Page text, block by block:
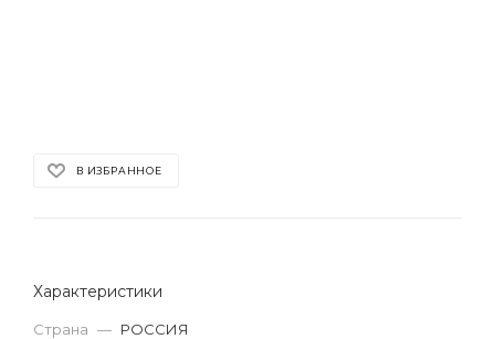
В ИЗБРАННОЕ
Характеристики
Страна — РОССИЯ